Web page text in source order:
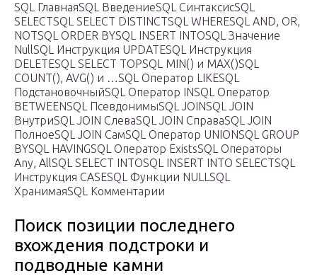
SQL ГлавнаяSQL ВведениеSQL СинтаксисSQL
SELECTSQL SELECT DISTINCTSQL WHERESQL AND, OR,
NOTSQL ORDER BYSQL INSERT INTOSQL Значение
NullSQL Инструкция UPDATESQL Инструкция
DELETESQL SELECT TOPSQL MIN() и MAX()SQL
COUNT(), AVG() и …SQL Оператор LIKESQL
ПодстановочныйSQL Оператор INSQL Оператор
BETWEENSQL ПсевдонимыSQL JOINSQL JOIN
ВнутриSQL JOIN СлеваSQL JOIN СправаSQL JOIN
ПолноеSQL JOIN СамSQL Оператор UNIONSQL GROUP
BYSQL HAVINGSQL Оператор ExistsSQL Операторы
Any, AllSQL SELECT INTOSQL INSERT INTO SELECTSQL
Инструкция CASESQL Функции NULLSQL
ХранимаяSQL Комментарии
Поиск позиции последнего
вхождения подстроки и
подводные камни